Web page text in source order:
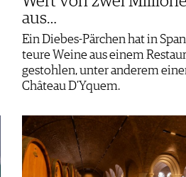
aus…
Ein Diebes-Pärchen hat in
teure Weine aus einem
gestohlen, unter anderem
Château D’Yquem.